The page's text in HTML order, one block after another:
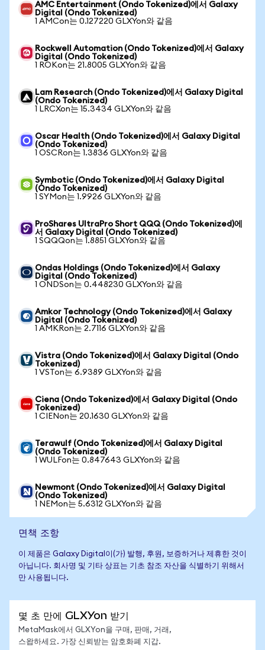
AMC Entertainment (Ondo Tokenized)에서 Galaxy
Digital (Ondo Tokenized)
1 AMCon는 0.127220 GLXYon와 같음
Rockwell Automation (Ondo Tokenized)에서 Galaxy
Digital (Ondo Tokenized)
1 ROKon는 21.8005 GLXYon와 같음
Lam Research (Ondo Tokenized)에서 Galaxy Digital
(Ondo Tokenized)
1 LRCXon는 15.3434 GLXYon와 같음
Oscar Health (Ondo Tokenized)에서 Galaxy Digital
(Ondo Tokenized)
1 OSCRon는 1.3836 GLXYon와 같음
Symbotic (Ondo Tokenized)에서 Galaxy Digital
(Ondo Tokenized)
1 SYMon는 1.9926 GLXYon와 같음
ProShares UltraPro Short QQQ (Ondo Tokenized)에
서 Galaxy Digital (Ondo Tokenized)
1 SQQQon는 1.8851 GLXYon와 같음
Ondas Holdings (Ondo Tokenized)에서 Galaxy
Digital (Ondo Tokenized)
1 ONDSon는 0.448230 GLXYon와 같음
Amkor Technology (Ondo Tokenized)에서 Galaxy
Digital (Ondo Tokenized)
1 AMKRon는 2.7116 GLXYon와 같음
Vistra (Ondo Tokenized)에서 Galaxy Digital (Ondo
Tokenized)
1 VSTon는 6.9389 GLXYon와 같음
Ciena (Ondo Tokenized)에서 Galaxy Digital (Ondo
Tokenized)
1 CIENon는 20.1630 GLXYon와 같음
Terawulf (Ondo Tokenized)에서 Galaxy Digital
(Ondo Tokenized)
1 WULFon는 0.847643 GLXYon와 같음
Newmont (Ondo Tokenized)에서 Galaxy Digital
(Ondo Tokenized)
1 NEMon는 5.6312 GLXYon와 같음
면책 조항
이 제품은 Galaxy Digital이(가) 발행, 후원, 보증하거나 제휴한 것이
아닙니다. 회사명 및 기타 상표는 기초 참조 자산을 식별하기 위해서
만 사용됩니다.
몇 초 만에 GLXYon 받기
MetaMask에서 GLXYon을 구매, 판매, 거래,
스왑하세요. 가장 신뢰받는 암호화폐 지갑.